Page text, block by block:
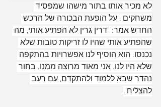
לא מכיר אותו בתור מישהו שמפסיד
משחקים". על הופעת הבכורה של הרכש
החדש אמר: "דרין גרין לא הפתיע אותי, מה
שהפתיע אותי שהיו לו זריקות טובות שלא
נכנסו. הוא הוסיף לנו אפשרויות בהתקפה
שלא היו לנו. אני מאוד מרוצה ממנו. בחור
נהדר שבא ללמוד ולהתקדם, עם רעב
להצליח".